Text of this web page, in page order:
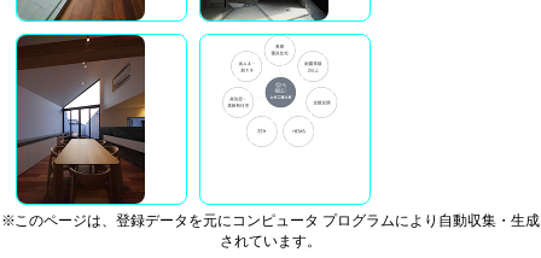
※このページは、登録データを元にコンピュータ プログラムにより自動収集・生成
されています。